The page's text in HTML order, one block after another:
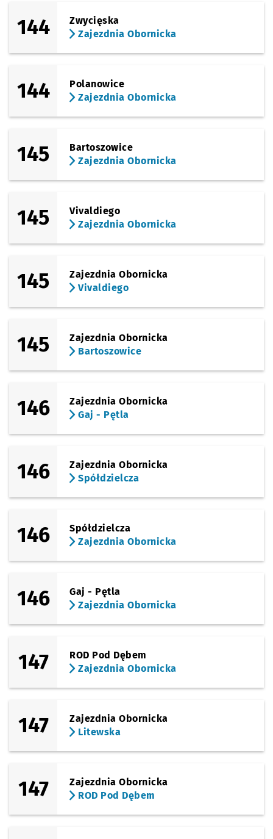
144
Zwycięska
Zajezdnia Obornicka
144
Polanowice
Zajezdnia Obornicka
145
Bartoszowice
Zajezdnia Obornicka
145
Vivaldiego
Zajezdnia Obornicka
145
Zajezdnia Obornicka
Vivaldiego
145
Zajezdnia Obornicka
Bartoszowice
146
Zajezdnia Obornicka
Gaj - Pętla
146
Zajezdnia Obornicka
Spółdzielcza
146
Spółdzielcza
Zajezdnia Obornicka
146
Gaj - Pętla
Zajezdnia Obornicka
147
ROD Pod Dębem
Zajezdnia Obornicka
147
Zajezdnia Obornicka
Litewska
147
Zajezdnia Obornicka
ROD Pod Dębem